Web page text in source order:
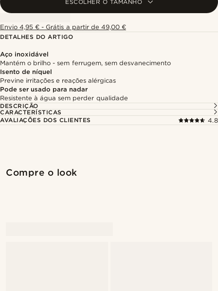
ESCOLHER O TAMANHO
Envio 4,95 € - Grátis a partir de 49,00 €
DETALHES DO ARTIGO
Aço inoxidável
Mantém o brilho - sem ferrugem, sem desvanecimento
Isento de níquel
Previne irritações e reações alérgicas
Pode ser usado para nadar
Resistente à água sem perder qualidade
DESCRIÇÃO
CARACTERÍSTICAS
AVALIAÇÕES DOS CLIENTES
4.8
Compre o look